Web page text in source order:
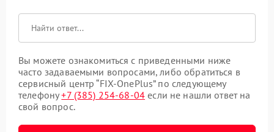
Вы можете ознакомиться с приведенными ниже
часто задаваемыми вопросами, либо обратиться в
сервисный центр “FIX-OnePlus” по следующему
телефону+7 (385) 254-68-04 если не нашли ответ на
свой вопрос.